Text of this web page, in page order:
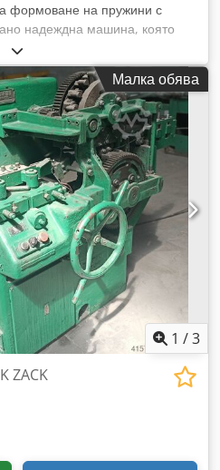
формоване на пружини с
надеждна машина, която
трябва да има в своя цех,
'цена/качество на
на пазара. Dkedpfxoi Ik Hro
Малка обява
1 /3
ZACK